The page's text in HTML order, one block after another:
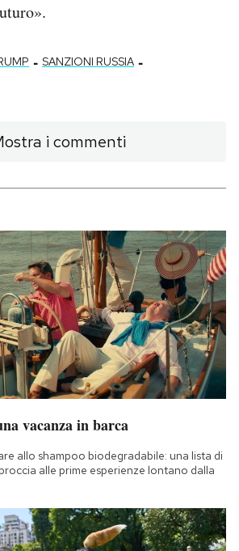
- SANZIONI RUSSIA -
i commenti
vacanza in barca
allo shampoo biodegradabile: una lista di
alle prime esperienze lontano dalla